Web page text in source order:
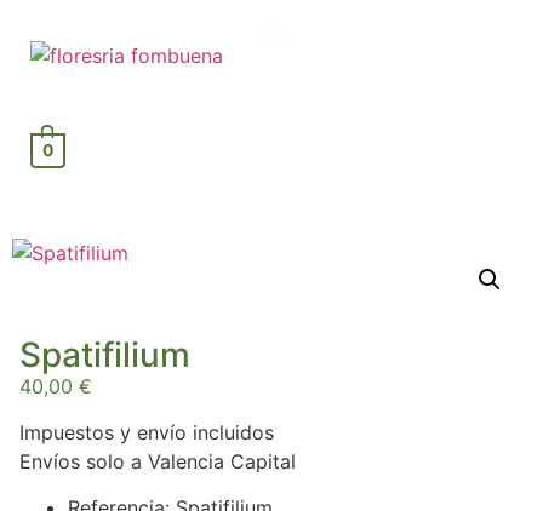
0
Spatifilium
40,00 €
Impuestos y envío incluidos
Envíos solo a Valencia Capital